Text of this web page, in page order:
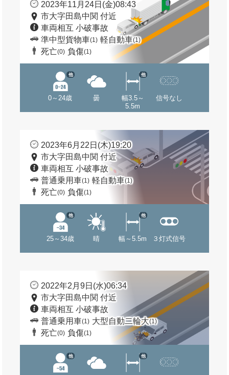
2023年11月24日(金)08:43
市大字田島中関 付近
車両相互 小破事故
準中型貨物車(1) 軽自動車(1)
死亡(0) 負傷(1)
0～24歳
他
曇
幅3.5～
5.5m
他
信号なし
2023年6月22日(木)19:20
市大字田島中関 付近
車両相互 小破事故
普通乗用車(1) 軽自動車(1)
死亡(0) 負傷(1)
25～34歳
他
晴 幅～5.5m
他
３灯式信号
2022年2月9日(水)06:34
市大字田島中関 付近
車両相互 小破事故
普通乗用車(1) 大型自動二輪大(1)
死亡(0) 負傷(1)
他 他